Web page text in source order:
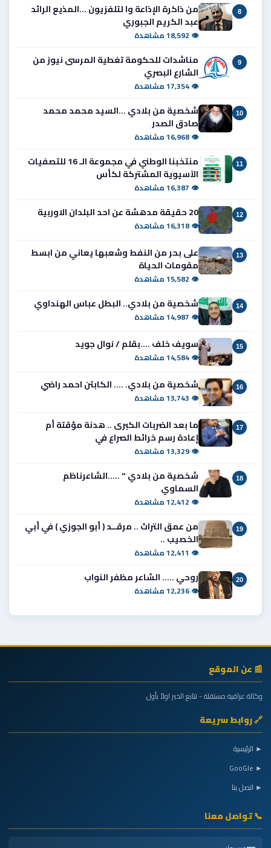
8
من ذاكرة الإذاعة وا لتلفزيون ...المذيع الرائد
عبد الكريم الجبوري
👁 18,592 مشاهدة
9
مناشدات للحكومة تغطية المرسى نيوز من
الشارع البصري
👁 17,354 مشاهدة
10
شخصية من بلادي ...السيد محمد محمد
صادق الصدر
👁 16,968 مشاهدة
11
منتخبنا الوطني في مجموعة الـ 16 للتصفيات
الآسيوية المشتركة لكأس
👁 16,387 مشاهدة
12 20 حقيقة مدهشة عن احد البلدان الاوربية
👁 16,318 مشاهدة
13
على بحر من النفط وشعبها يعاني من ابسط
مقومات الحياة
👁 15,582 مشاهدة
14 شخصية من بلادي.. البطل عباس الهنداوي
👁 14,987 مشاهدة
15 سويف خلف ....بقلم / نوال جويد
👁 14,584 مشاهدة
16 شخصية من بلادي. .... الكابتن احمد راضي
👁 13,743 مشاهدة
17
ما بعد الضربات الكبرى .. هدنة مؤقتة أم
إعادة رسم خرائط الصراع في
👁 13,329 مشاهدة
18
شخصية من بلادي " .....الشاعرناظم
السماوي
👁 12,412 مشاهدة
19
من عمق التراث .. مرقــد ( أبو الجوزي ) في أبي
الخصيب ..
👁 12,411 مشاهدة
20 روحي ..... الشاعر مظفر النواب
👁 12,236 مشاهدة
📰 عن الموقع
وكالة عراقية مستقلة - تتابع الخبر اولاً بأول
🔗 روابط سريعة
► الرئيسية
► GooGle
► اتصل بنا
📞 تواصل معنا